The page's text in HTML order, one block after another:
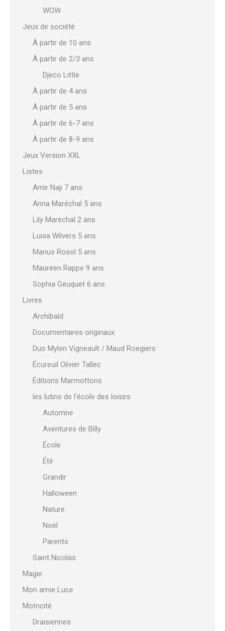
WOW
Jeux de société
À partir de 10 ans
À partir de 2/3 ans
Djeco Little
À partir de 4 ans
À partir de 5 ans
À partir de 6-7 ans
À partir de 8-9 ans
Jeux Version XXL
Listes
Amir Naji 7 ans
Anna Maréchal 5 ans
Lily Maréchal 2 ans
Luisa Wilvers 5 ans
Marius Rosol 5 ans
Maureen Rappe 9 ans
Sophia Geuquet 6 ans
Livres
Archibald
Documentaires originaux
Duo Mylen Vigneault / Maud Roegiers
Écureuil Olivier Tallec
Éditions Marmottons
les lutins de l'école des loisirs
Automne
Aventures de Billy
École
Été
Grandir
Halloween
Nature
Noël
Parents
Saint Nicolas
Magie
Mon amie Luce
Motricité
Draisiennes